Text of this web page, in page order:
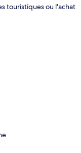
touristiques ou l'achat